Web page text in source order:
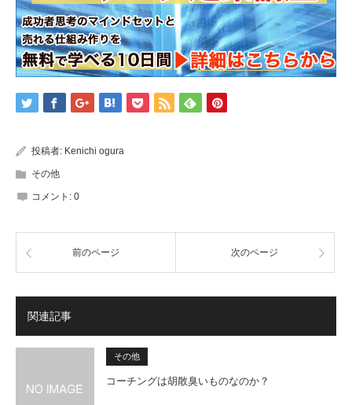
投稿者: Kenichi ogura
その他
コメント: 0
前のページ 次のページ
関連記事
その他
コーチングは胡散臭いものなのか？